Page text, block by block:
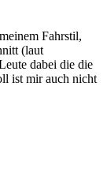
Fahrstil,
(laut
dabei die die
ist mir auch nicht